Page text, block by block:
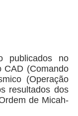
publicados no
CAD (Comando
(Operação
resultados dos
de Micah-